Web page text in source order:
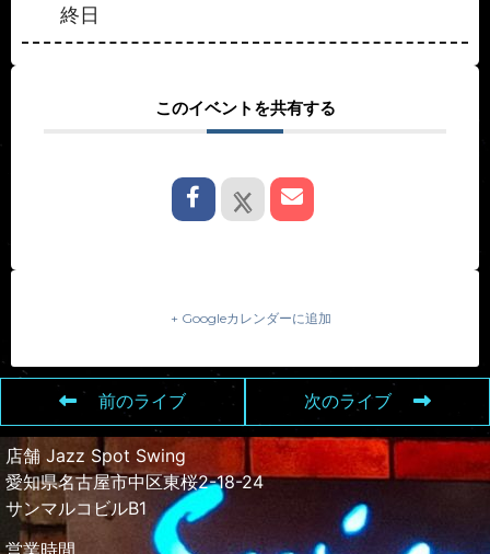
終日
このイベントを共有する
+ Googleカレンダーに追加
前のライブ 次のライブ
店舗 Jazz Spot Swing
愛知県名古屋市中区東桜2-18-24
サンマルコビルB1